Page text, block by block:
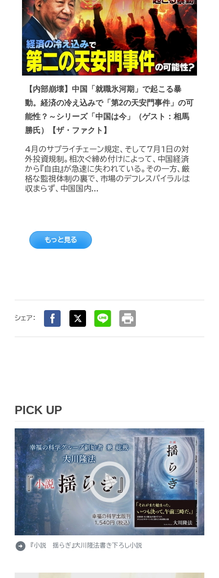
【内部崩壊】中国「就職氷河期」で起こる暴
動。経済の冷え込みで「第2の天安門事件」の可
能性？～シリーズ「中国は今」（ゲスト：相馬
勝氏）【ザ・ファクト】
4月のサプライチェーン規定、そして7月1日の対
外投資規制。相次ぐ締め付けによって、中国経済
から『自由』が急速に失われている。その一方、厳
格な監視体制の裏で、市場のデフレスパイラルは
収まらず、中国国内...
もっと見る
シェア： print
PICK UP
arrow_circle_right 『小説 揺らぎ』大川隆法書き下ろし小説